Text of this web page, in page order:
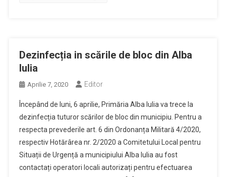
Dezinfecția in scările de bloc din Alba
Iulia
Aprilie 7, 2020 Editor
Începând de luni, 6 aprilie, Primăria Alba Iulia va trece la
dezinfecția tuturor scărilor de bloc din municipiu. Pentru a
respecta prevederile art. 6 din Ordonanța Militară 4/2020,
respectiv Hotărârea nr. 2/2020 a Comitetului Local pentru
Situații de Urgență a municipiului Alba Iulia au fost
contactați operatori locali autorizați pentru efectuarea